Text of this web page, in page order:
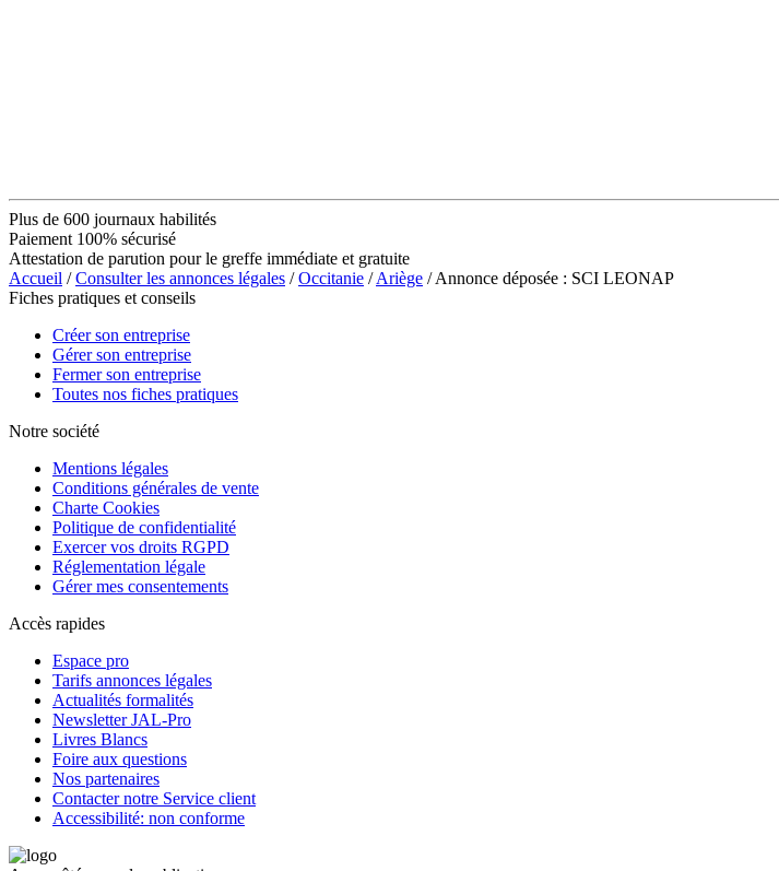
Plus de 600 journaux habilités
Paiement 100% sécurisé
Attestation de parution pour le greffe immédiate et gratuite
Accueil /Consulter les annonces légales /Occitanie /Ariège / Annonce déposée : SCI LEONAP
Fiches pratiques et conseils
Créer son entreprise
Gérer son entreprise
Fermer son entreprise
Toutes nos fiches pratiques
Notre société
Mentions légales
Conditions générales de vente
Charte Cookies
Politique de confidentialité
Exercer vos droits RGPD
Réglementation légale
Gérer mes consentements
Accès rapides
Espace pro
Tarifs annonces légales
Actualités formalités
Newsletter JAL-Pro
Livres Blancs
Foire aux questions
Nos partenaires
Contacter notre Service client
Accessibilité: non conforme